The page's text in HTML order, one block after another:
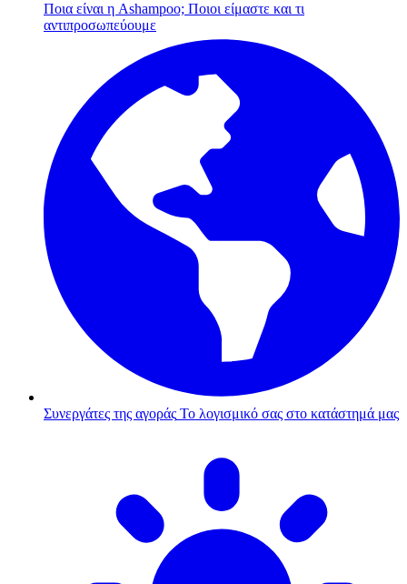
Ποια είναι η Ashampoo; Ποιοι είμαστε και τι
αντιπροσωπεύουμε
Συνεργάτες της αγοράς Το λογισμικό σας στο κατάστημά μας